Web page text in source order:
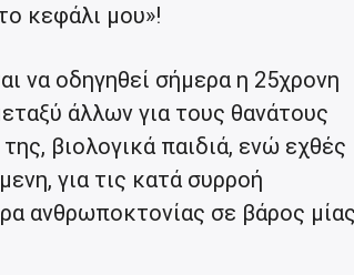
κεφάλι μου»!
να οδηγηθεί σήμερα η 25χρονη
άλλων για τους θανάτους
βιολογικά παιδιά, ενώ εχθές
για τις κατά συρροή
ανθρωποκτονίας σε βάρος μίας